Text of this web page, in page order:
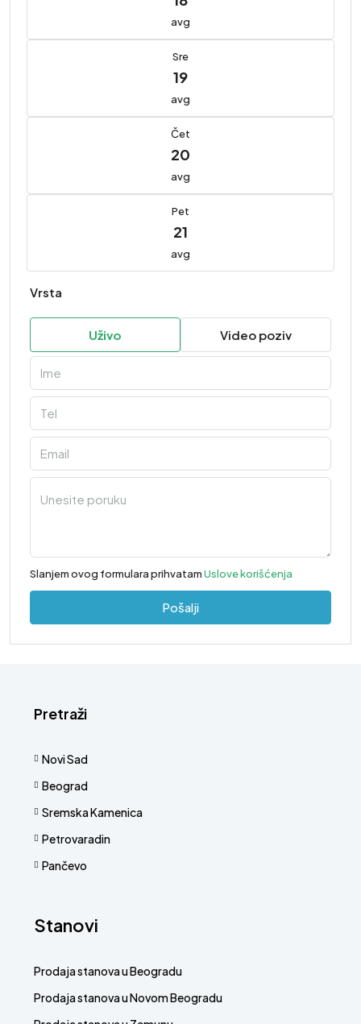
avg
Sre
19
avg
Čet
20
avg
Pet
21
avg
Vrsta
Uživo Video poziv
Slanjem ovog formulara prihvatamUslove korišćenja
Pošalji
Pretraži
Novi Sad
Beograd
Sremska Kamenica
Petrovaradin
Pančevo
Stanovi
Prodaja stanova u Beogradu
Prodaja stanova u Novom Beogradu